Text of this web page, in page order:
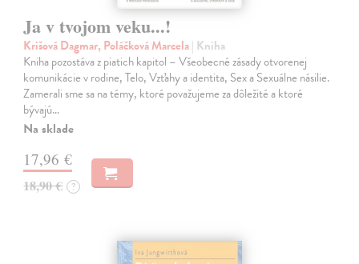
Ja v tvojom veku...!
Krišová Dagmar, Poláčková Marcela| Kniha
Kniha pozostáva z piatich kapitol – Všeobecné zásady otvorenej
komunikácie v rodine, Telo, Vzťahy a identita, Sex a Sexuálne násilie.
Zamerali sme sa na témy, ktoré považujeme za dôležité a ktoré
bývajú…
Na sklade
17,96 €
18,90 € ?